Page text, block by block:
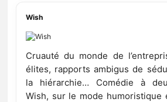
Wish
Cruauté du monde de
élites, rapports ambigus de
la hiérarchie… Comédie à
Wish, sur le mode humoristique